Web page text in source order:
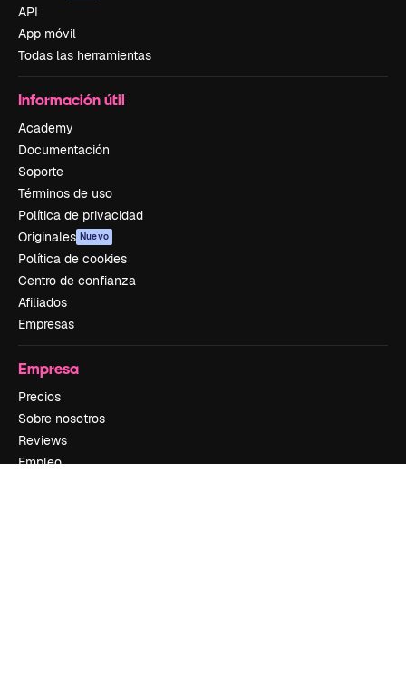
API
App móvil
Todas las herramientas
Información útil
Academy
Documentación
Soporte
Términos de uso
Política de privacidad
Originales Nuevo
Política de cookies
Centro de confianza
Afiliados
Empresas
Empresa
Precios
Sobre nosotros
Reviews
Empleo